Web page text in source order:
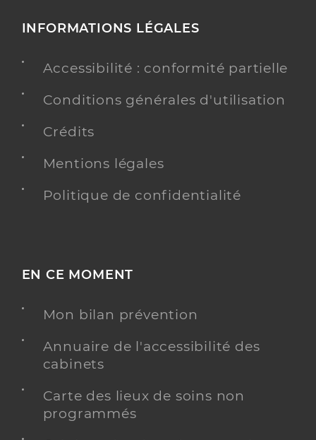
INFORMATIONS LÉGALES
Accessibilité : conformité partielle
Conditions générales d'utilisation
Crédits
Mentions légales
Politique de confidentialité
EN CE MOMENT
Mon bilan prévention
Annuaire de l'accessibilité des
cabinets
Carte des lieux de soins non
programmés